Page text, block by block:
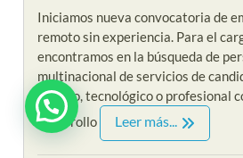
Iniciamos nueva convocatoria de
remoto sin experiencia. Para el
encontramos en la búsqueda de
multinacional de servicios de
técnico, tecnológico o profesional
desarrollo
Leer más...
¿ Estas interesado